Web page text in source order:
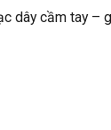
dây cầm tay –